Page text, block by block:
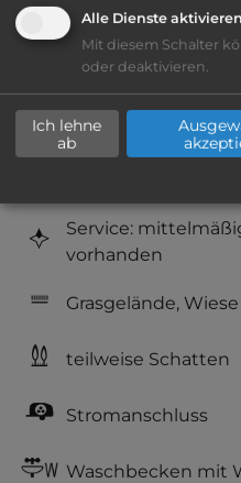
Lage: schön
Platzeinrichtung:
Geräuschkulisse:
Service:
vorhanden
Grasgelände, Wiese
teilweise Schatten
Stromanschluss
Waschbecken mit
Alle Dienste
Mit diesem Schalter
oder deaktivieren.
Ich lehne
ab